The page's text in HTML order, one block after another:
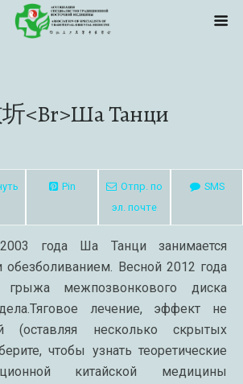
<br>Ша Танци
Pin
Отпр. по
эл. почте
SMS
года Ша Танци занимается
обезболиванием. Весной 2012 года
межпозвонкового диска
лечение, эффект не
(оставляя несколько скрытых
чтобы узнать теоретические
китайской медицины